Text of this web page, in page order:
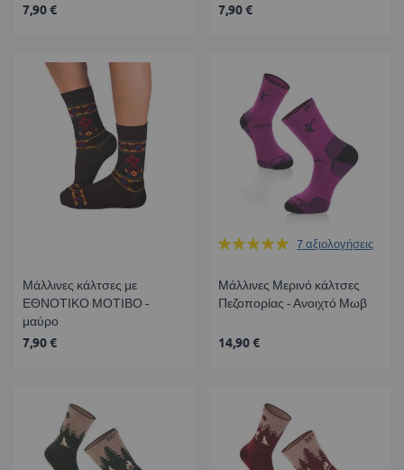
7,90 € 7,90 €
Μάλλινες κάλτσες με
ΕΘΝΟΤΙΚΟ ΜΟΤΙΒΟ -
μαύρο
7,90 €
Βαθμολογία:
7αξιολογήσεις
Μάλλινες Μερινό κάλτσες
Πεζοπορίας - Ανοιχτό Μωβ
14,90 €